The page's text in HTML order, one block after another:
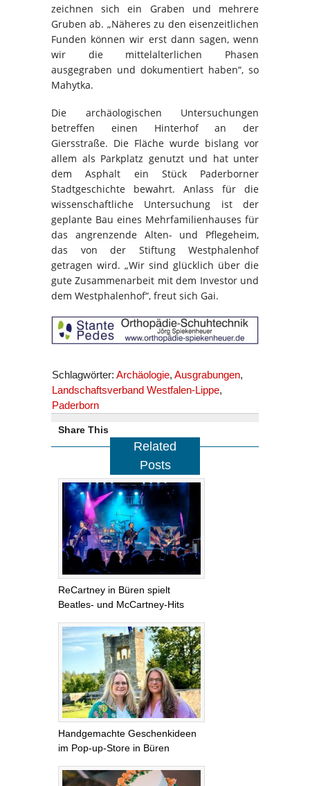
zeichnen sich ein Graben und mehrere
Gruben ab. „Näheres zu den eisenzeitlichen
Funden können wir erst dann sagen, wenn
wir die mittelalterlichen Phasen
ausgegraben und dokumentiert haben“, so
Mahytka.
Die archäologischen Untersuchungen
betreffen einen Hinterhof an der
Giersstraße. Die Fläche wurde bislang vor
allem als Parkplatz genutzt und hat unter
dem Asphalt ein Stück Paderborner
Stadtgeschichte bewahrt. Anlass für die
wissenschaftliche Untersuchung ist der
geplante Bau eines Mehrfamilienhauses für
das angrenzende Alten- und Pflegeheim,
das von der Stiftung Westphalenhof
getragen wird. „Wir sind glücklich über die
gute Zusammenarbeit mit dem Investor und
dem Westphalenhof“, freut sich Gai.
Schlagwörter: Archäologie, Ausgrabungen,
Landschaftsverband Westfalen-Lippe,
Paderborn
Share This
Related
Posts
ReCartney in Büren spielt
Beatles- und McCartney-Hits
Handgemachte Geschenkideen
im Pop-up-Store in Büren